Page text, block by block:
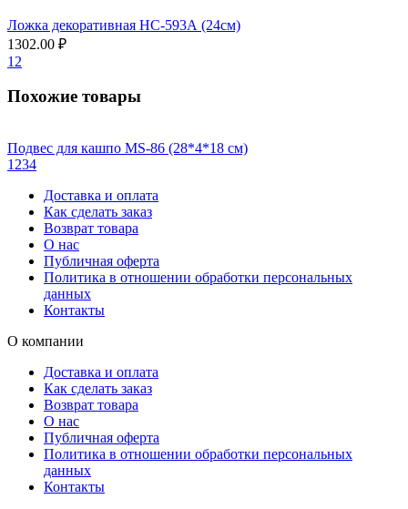
Ложка декоративная НС-593А (24см)
1302.00 ₽
1 2
Похожие товары
Подвес для кашпо MS-86 (28*4*18 см)
1 234
Доставка и оплата
Как сделать заказ
Возврат товара
О нас
Публичная оферта
Политика в отношении обработки персональных
данных
Контакты
О компании
Доставка и оплата
Как сделать заказ
Возврат товара
О нас
Публичная оферта
Политика в отношении обработки персональных
данных
Контакты